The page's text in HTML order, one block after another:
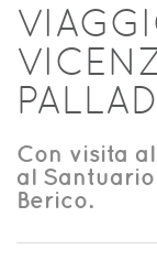
Con visita
al
Berico.